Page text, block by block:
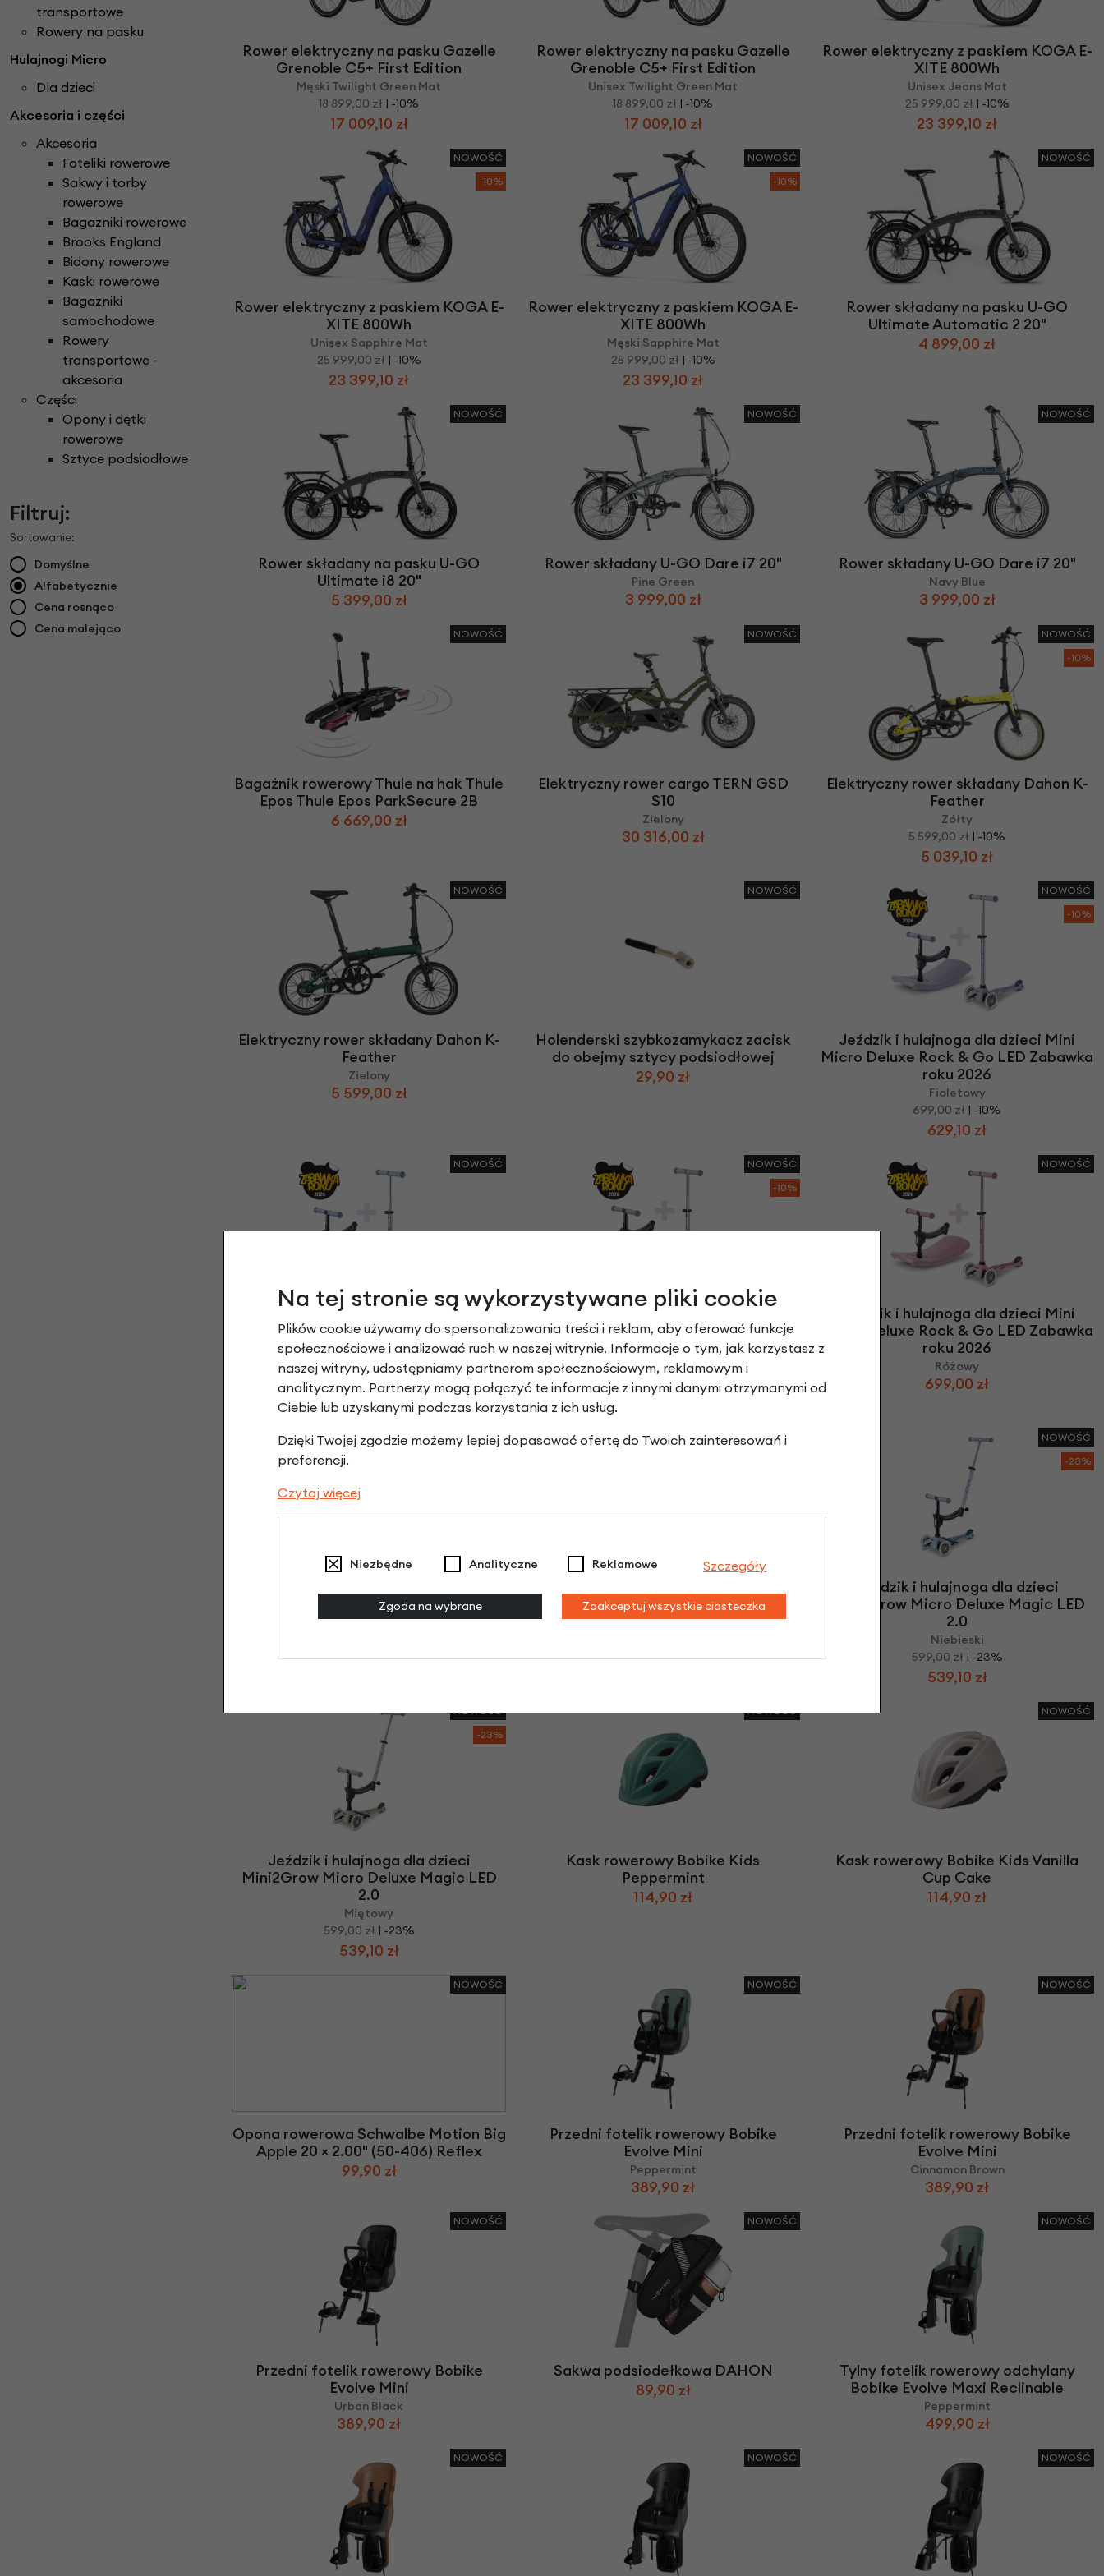
Rowery Składane
Rowery Tandem
Rowery Trójkołowe
Rowerki biegowe
Checker Pig
Części do rowerów elektrycznych
Dzwonki rowerowe
Foteliki rowerowe
Hamulce rowerowe
Kasety i wolnobiegi
Kaski rowerowe
ańcuchy i paski rowerowe
Napęd paskowy Gates
Narzędzia rowerowe
Nóżki rowerowe
bręcze i koła rowerowe
Pompki rowerowe
Przerzutki rowerowe
Rowery transportowe - akcesoria
Strida - części
akrętki i obejmy
Peruzzo
transportowe
Rowery na pasku
Hulajnogi Micro
Dla dzieci
Akcesoria i części
Akcesoria
Foteliki rowerowe
Sakwy i torby
rowerowe
Bagażniki rowerowe
Brooks England
Bidony rowerowe
Kaski rowerowe
Bagażniki
samochodowe
Rowery
transportowe -
akcesoria
Części
Opony i dętki
rowerowe
Sztyce podsiodłowe
Filtruj:
Sortowanie:
Domyślne
Alfabetycznie
Cena rosnąco
Cena malejąco
Rower elektryczny na pasku Gazelle
Grenoble C5+ First Edition
Męski Twilight Green Mat
18 899,00 zł | -10%
17 009,10 zł
Rower elektryczny na pasku Gazelle
Grenoble C5+ First Edition
Unisex Twilight Green Mat
18 899,00 zł | -10%
17 009,10 zł
Rower elektryczny z paskiem KOGA E-
XITE 800Wh
Unisex Jeans Mat
25 999,00 zł | -10%
23 399,10 zł
NOWOŚĆ
-10%
Rower elektryczny z paskiem KOGA E-
XITE 800Wh
Unisex Sapphire Mat
25 999,00 zł | -10%
23 399,10 zł
NOWOŚĆ
-10%
Rower elektryczny z paskiem KOGA E-
XITE 800Wh
Męski Sapphire Mat
25 999,00 zł | -10%
23 399,10 zł
NOWOŚĆ
Rower składany na pasku U-GO
Ultimate Automatic 2 20"
4 899,00 zł
NOWOŚĆ
Rower składany na pasku U-GO
Ultimate i8 20"
5 399,00 zł
NOWOŚĆ
Rower składany U-GO Dare i7 20"
Pine Green
3 999,00 zł
NOWOŚĆ
Rower składany U-GO Dare i7 20"
Navy Blue
3 999,00 zł
NOWOŚĆ
Bagażnik rowerowy Thule na hak Thule
Epos Thule Epos ParkSecure 2B
6 669,00 zł
NOWOŚĆ
Elektryczny rower cargo TERN GSD
S10
Zielony
30 316,00 zł
NOWOŚĆ
-10%
Elektryczny rower składany Dahon K-
Feather
Zółty
5 599,00 zł | -10%
5 039,10 zł
NOWOŚĆ
Elektryczny rower składany Dahon K-
Feather
Zielony
5 599,00 zł
NOWOŚĆ
Holenderski szybkozamykacz zacisk
do obejmy sztycy podsiodłowej
29,90 zł
NOWOŚĆ
-10%
Jeździk i hulajnoga dla dzieci Mini
Micro Deluxe Rock & Go LED Zabawka
roku 2026
Fioletowy
699,00 zł | -10%
629,10 zł
NOWOŚĆ
Jeździk i hulajnoga dla dzieci Mini
Micro Deluxe Rock & Go LED Zabawka
roku 2026
Niebieski
699,00 zł
NOWOŚĆ
-10%
Jeździk i hulajnoga dla dzieci Mini
Micro Deluxe Rock & Go LED Zabawka
roku 2026
Miętowy
699,00 zł | -10%
NOWOŚĆ
Jeździk i hulajnoga dla dzieci Mini
Micro Deluxe Rock & Go LED Zabawka
roku 2026
Różowy
699,00 zł
NOWOŚĆ
Mini2Grow Micro Deluxe Magic LED
2.0
599,00 zł | -23%
NOWOŚĆ
Mini2Grow Micro Deluxe Magic LED
2.0
599,00 zł | -23%
NOWOŚĆ
-23%
Jeździk i hulajnoga dla dzieci
Mini2Grow Micro Deluxe Magic LED
2.0
Niebieski
599,00 zł | -23%
539,10 zł
NOWOŚĆ
-23%
Jeździk i hulajnoga dla dzieci
Mini2Grow Micro Deluxe Magic LED
2.0
Miętowy
599,00 zł | -23%
539,10 zł
NOWOŚĆ
Kask rowerowy Bobike Kids
Peppermint
114,90 zł
NOWOŚĆ
Kask rowerowy Bobike Kids Vanilla
Cup Cake
114,90 zł
NOWOŚĆ
Opona rowerowa Schwalbe Motion Big
Apple 20 × 2.00" (50-406) Reflex
99,90 zł
NOWOŚĆ
Przedni fotelik rowerowy Bobike
Evolve Mini
Peppermint
389,90 zł
NOWOŚĆ
Przedni fotelik rowerowy Bobike
Evolve Mini
Cinnamon Brown
389,90 zł
NOWOŚĆ
Przedni fotelik rowerowy Bobike
Evolve Mini
Urban Black
389,90 zł
NOWOŚĆ
Sakwa podsiodełkowa DAHON
89,90 zł
NOWOŚĆ
Tylny fotelik rowerowy odchylany
Bobike Evolve Maxi Reclinable
Peppermint
499,90 zł
NOWOŚĆ NOWOŚĆ NOWOŚĆ
Na tej stronie są wykorzystywane pliki cookie
Plików cookie używamy do spersonalizowania treści i reklam, aby oferować funkcje
społecznościowe i analizować ruch w naszej witrynie. Informacje o tym, jak korzystasz z
naszej witryny, udostępniamy partnerom społecznościowym, reklamowym i
analitycznym. Partnerzy mogą połączyć te informacje z innymi danymi otrzymanymi od
Ciebie lub uzyskanymi podczas korzystania z ich usług.
Dzięki Twojej zgodzie możemy lepiej dopasować ofertę do Twoich zainteresowań i
preferencji.
Czytaj więcej
Niezbędne Analityczne Reklamowe Szczegóły
Zgoda na wybrane Zaakceptuj wszystkie ciasteczka